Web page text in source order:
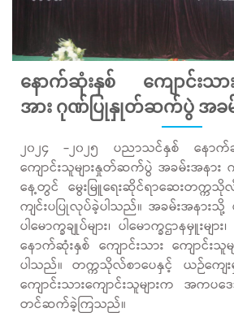
နောက်ဆုံးနှစ် ကျောင်းသား
အား ဂုဏ်ပြုနှုတ်ဆက်ပွဲ အခမ်
၂၀၂၄ -၂၀၂၅ ပညာသင်နှစ် နောက်ဆုံ
ကျောင်းသူများနှုတ်ဆက်ပွဲ အခမ်းအနာ
နေ့တွင် မွေးမြူရေးဆိုင်ရာဆေးတက္က
ကျင်းပပြုလုပ်ခဲ့ပါသည်။ အခမ်းအနားသို့
ပါမောက္ခချုပ်များ၊ ပါမောက္ခဌာနမှူးမျ
နောက်ဆုံးနှစ် ကျောင်းသား ကျောင်း
ပါသည်။ တက္ကသိုလ်စာပေနှင့် ယဉ်ကျေ
ကျောင်းသားကျောင်းသူများက အကပဒေသ
တင်ဆက်ခဲ့ကြသည်။